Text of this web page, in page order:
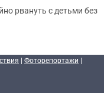
рвануть с детьми без
| Фоторепортажи |